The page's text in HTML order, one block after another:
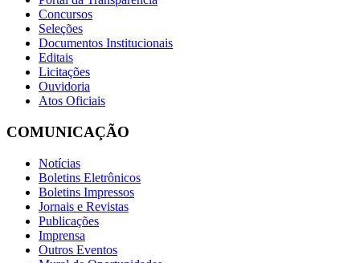
Concursos
Seleções
Documentos Institucionais
Editais
Licitações
Ouvidoria
Atos Oficiais
COMUNICAÇÃO
Notícias
Boletins Eletrônicos
Boletins Impressos
Jornais e Revistas
Publicações
Imprensa
Outros Eventos